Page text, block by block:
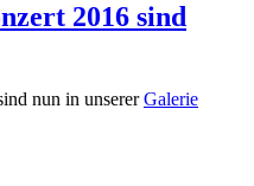
2016 sind
nun in unsererGalerie